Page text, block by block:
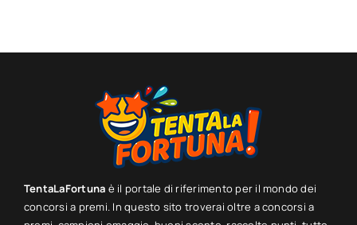
TentaLaFortuna è il portale di riferimento per il mondo dei
concorsi a premi. In questo sito troverai oltre a concorsi a